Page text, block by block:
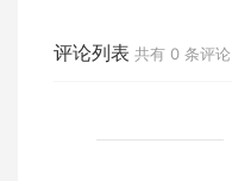
评论列表 共有 0 条评论